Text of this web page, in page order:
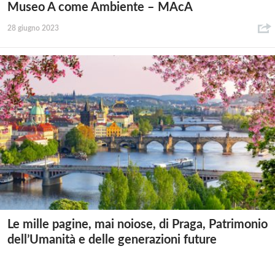
Museo A come Ambiente – MAcA
28 giugno 2023
Le mille pagine, mai noiose, di Praga, Patrimonio
dell’Umanità e delle generazioni future